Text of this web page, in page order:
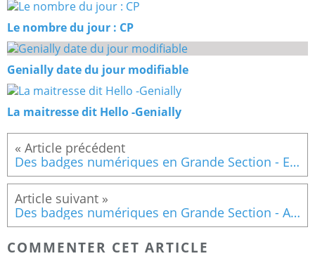
Le nombre du jour : CP
Genially date du jour modifiable
La maitresse dit Hello -Genially
Des badges numériques en Grande Section - Explorer le monde
Des badges numériques en Grande Section - Activités artistiques - Musique
COMMENTER CET ARTICLE